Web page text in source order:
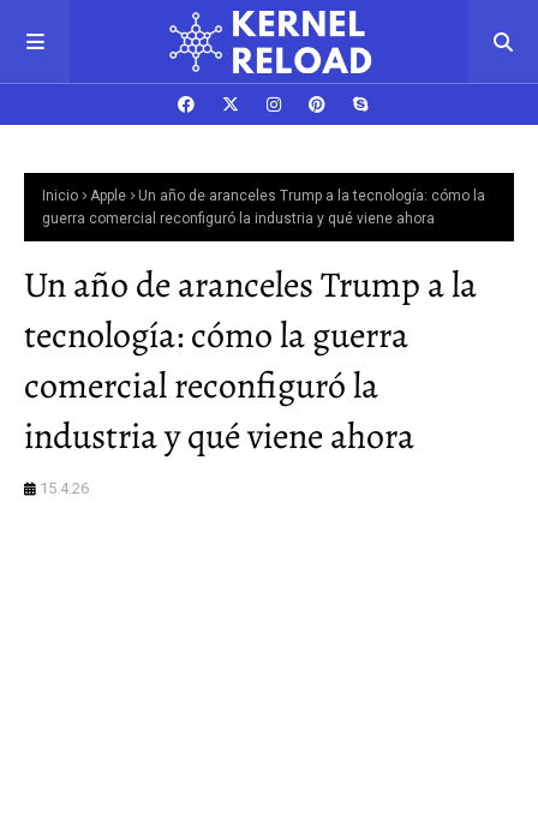
Inicio Apple
Un año de aranceles Trump a la tecnología: cómo la
guerra comercial reconfiguró la industria y qué viene ahora
Un año de aranceles Trump a la
tecnología: cómo la guerra
comercial reconfiguró la
industria y qué viene ahora
15.4.26